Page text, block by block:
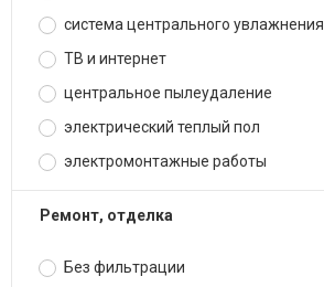
система центрального увлажнения
ТВ и интернет
центральное пылеудаление
электрический теплый пол
электромонтажные работы
ремонт, отделка
Без фильтрации